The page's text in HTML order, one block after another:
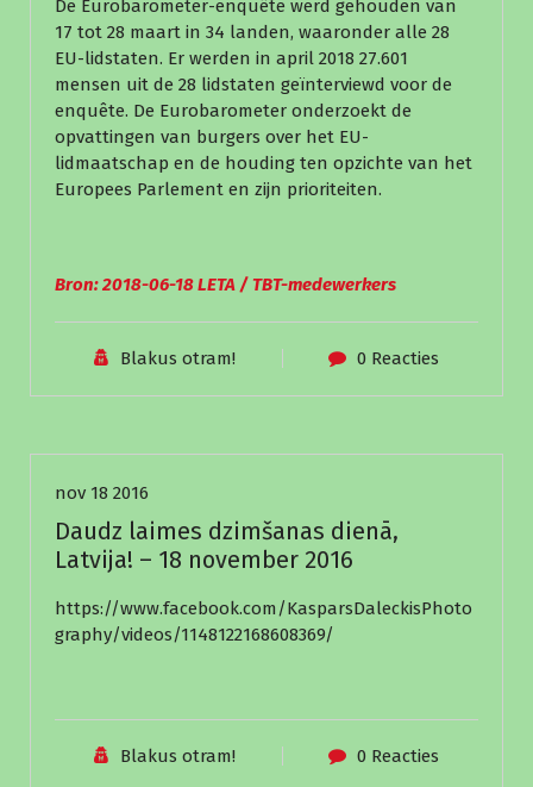
De Eurobarometer-enquête werd gehouden van
17 tot 28 maart in 34 landen, waaronder alle 28
EU-lidstaten. Er werden in april 2018 27.601
mensen uit de 28 lidstaten geïnterviewd voor de
enquête. De Eurobarometer onderzoekt de
opvattingen van burgers over het EU-
lidmaatschap en de houding ten opzichte van het
Europees Parlement en zijn prioriteiten.
Bron: 2018-06-18 LETA / TBT-medewerkers
Blakus otram! 0 Reacties
nov 18 2016
Daudz laimes dzimšanas dienā,
Latvija! – 18 november 2016
https://www.facebook.com/KasparsDaleckisPhoto
graphy/videos/1148122168608369/
Blakus otram! 0 Reacties